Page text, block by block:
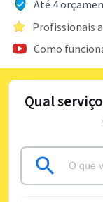
Até 4
Profissionais
Como
Qual